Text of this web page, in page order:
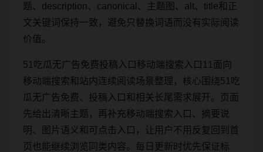
题、description、canonical、主题图、alt、title和正
文关键词保持一致，避免只替换词语而没有实际阅读
价值。
51吃瓜无广告免费投稿入口移动端搜索入口11面向
移动端搜索和站内连续阅读场景整理，核心围绕51吃
瓜无广告免费、投稿入口和相关长尾需求展开。页面
先给出清晰主题，再补充移动端搜索入口、摘要说
明、图片语义和可点击入口，让用户不用反复回到首
页也能继续浏览同类内容。每日更新时优先保证标